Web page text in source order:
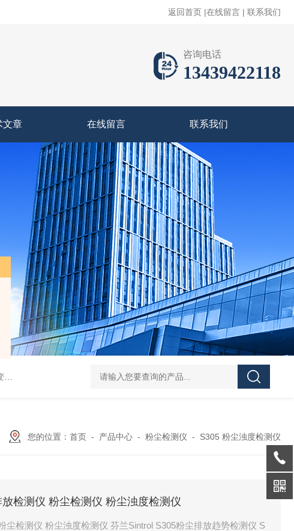
返回首页 |在线留言 | 联系我们
咨询电话
13439422118
文章 在线留言 联系我们
DS-50d韩国大成管道漏水检测仪 DS-50d韩国
您的位置： 首页 - 产品中心 - 粉尘检测仪 - S305 粉尘浊度检测仪
检测仪 粉尘检测仪 粉尘浊度检测仪
尘检测仪 粉尘浊度检测仪 芬兰Sintrol S305粉尘排放趋势检测仪 S